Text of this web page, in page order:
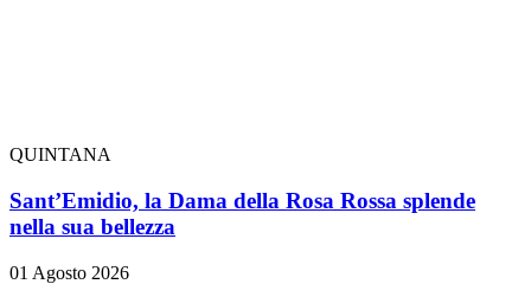
QUINTANA
Sant’Emidio, la Dama della Rosa Rossa splende
nella sua bellezza
01 Agosto 2026